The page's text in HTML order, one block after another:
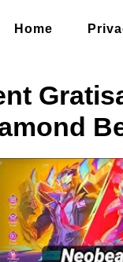
Home